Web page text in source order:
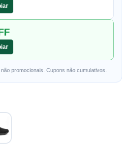
promocionais. Cupons não cumulativos.